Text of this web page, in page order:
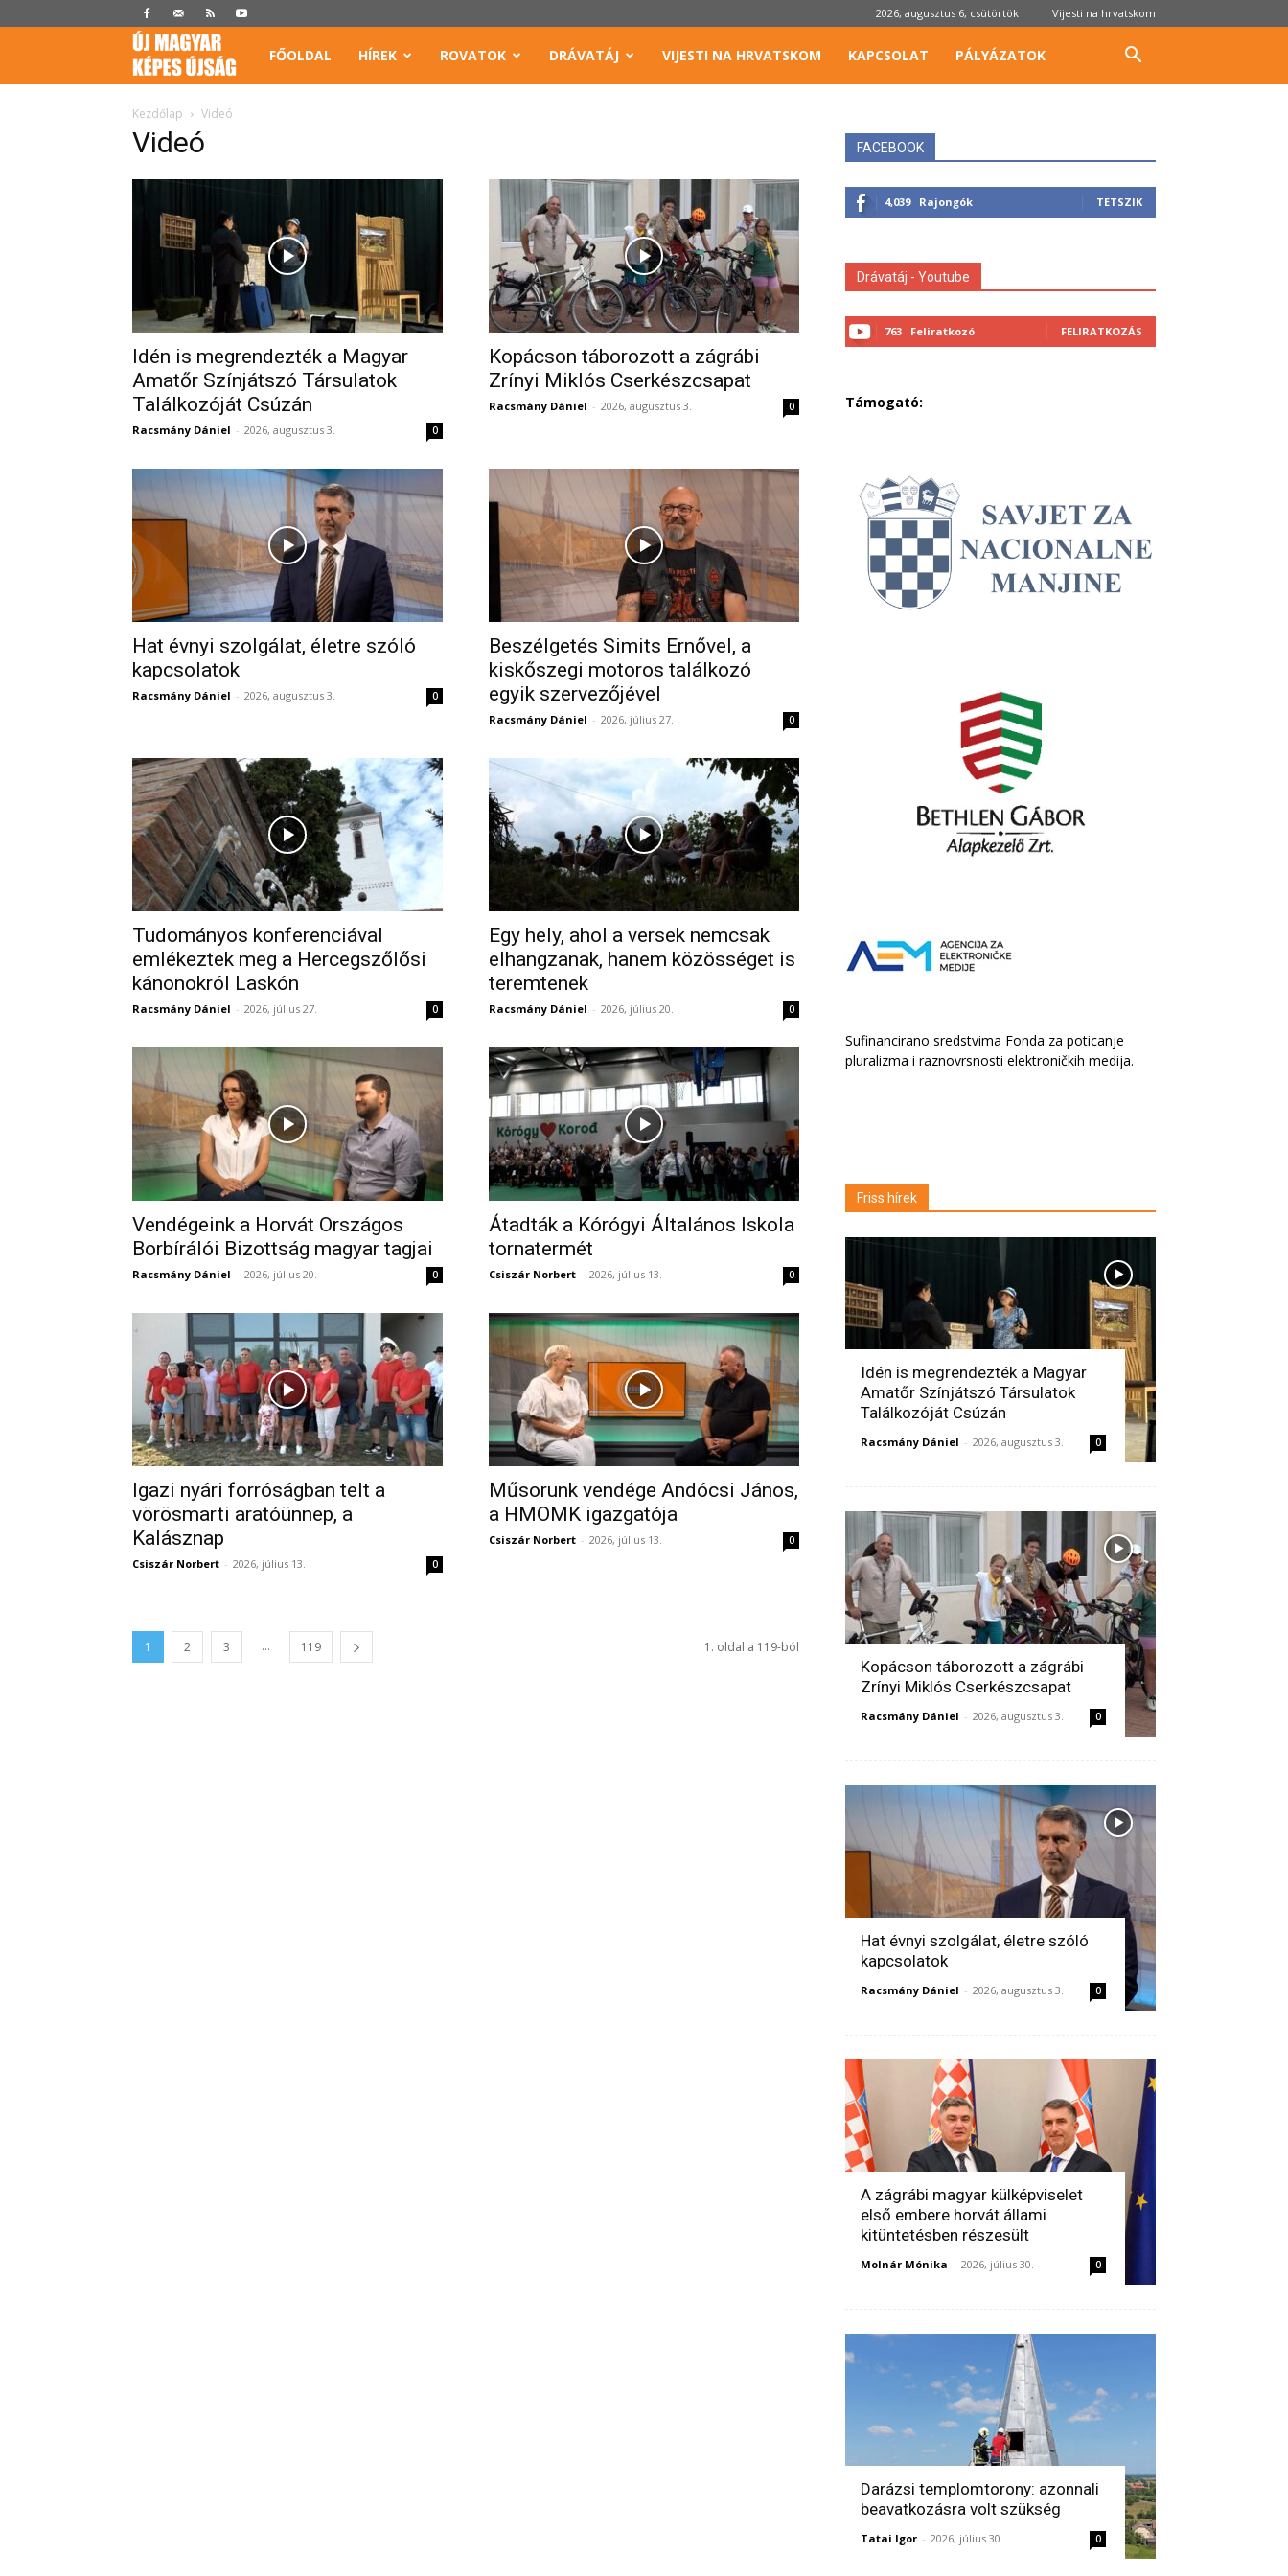
2026, augusztus 6, csütörtök Vijesti na hrvatskom
Képes
FŐOLDAL HÍREK ROVATOK DRÁVATÁJ VIJESTI NA HRVATSKOM KAPCSOLAT PÁLYÁZATOK
Kezdőlap Videó
Videó
Idén is megrendezték a Magyar
Amatőr Színjátszó Társulatok
Találkozóját Csúzán
Racsmány Dániel - 2026, augusztus 3. 0
Kopácson táborozott a zágrábi
Zrínyi Miklós Cserkészcsapat
Racsmány Dániel - 2026, augusztus 3. 0
Hat évnyi szolgálat, életre szóló
kapcsolatok
Racsmány Dániel - 2026, augusztus 3. 0
Beszélgetés Simits Ernővel, a
kiskőszegi motoros találkozó
egyik szervezőjével
Racsmány Dániel - 2026, július 27. 0
Tudományos konferenciával
emlékeztek meg a Hercegszőlősi
kánonokról Laskón
Racsmány Dániel - 2026, július 27. 0
Egy hely, ahol a versek nemcsak
elhangzanak, hanem közösséget is
teremtenek
Racsmány Dániel - 2026, július 20. 0
Vendégeink a Horvát Országos
Borbírálói Bizottság magyar tagjai
Racsmány Dániel - 2026, július 20. 0
Átadták a Kórógyi Általános Iskola
tornatermét
Csiszár Norbert - 2026, július 13. 0
Igazi nyári forróságban telt a
vörösmarti aratóünnep, a
Kalásznap
Csiszár Norbert - 2026, július 13. 0
Műsorunk vendége Andócsi János,
a HMOMK igazgatója
Csiszár Norbert - 2026, július 13. 0
1 2 3 ... 119 1. oldal a 119-ból
FACEBOOK
4,039 Rajongók TETSZIK
Drávatáj - Youtube
763 Feliratkozó FELIRATKOZÁS
Támogató:
Sufinancirano sredstvima Fonda za poticanje
pluralizma i raznovrsnosti elektroničkih medija.
Friss hírek
Idén is megrendezték a Magyar
Amatőr Színjátszó Társulatok
Találkozóját Csúzán
Racsmány Dániel - 2026, augusztus 3. 0
Kopácson táborozott a zágrábi
Zrínyi Miklós Cserkészcsapat
Racsmány Dániel - 2026, augusztus 3. 0
Hat évnyi szolgálat, életre szóló
kapcsolatok
Racsmány Dániel - 2026, augusztus 3. 0
A zágrábi magyar külképviselet
első embere horvát állami
kitüntetésben részesült
Molnár Mónika - 2026, július 30. 0
Darázsi templomtorony: azonnali
beavatkozásra volt szükség
Tatai Igor - 2026, július 30. 0